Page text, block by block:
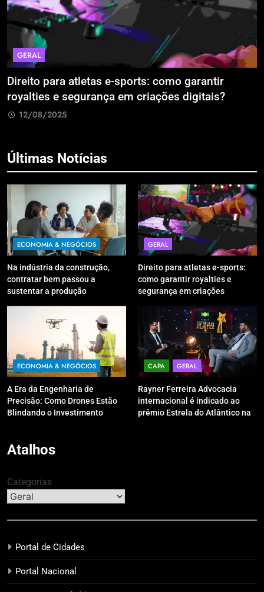
para atletas e-sports: como garantir
e segurança em criações digitais?
08/2025
Últimas Notícias
ECONOMIA & NEGÓCIOS
Na indústria da construção,
contratar bem passou a
sustentar a produção
GERAL
Direito para atletas e-sports:
como garantir royalties e
segurança em criações
ECONOMIA & NEGÓCIOS
A Era da Engenharia de
Precisão: Como Drones Estão
Blindando o Investimento
CAPA GERAL
Rayner Ferreira Advocacia
internacional é indicado ao
prêmio Estrela do Atlântico na
Atalhos
Categorias
Portal de Cidades
Portal Nacional